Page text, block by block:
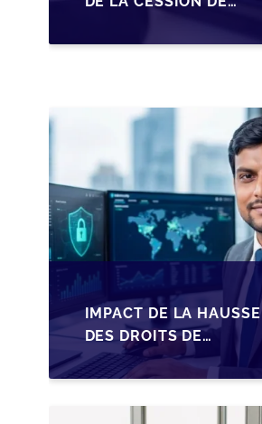
LES DIRIGEANTS DE
IMPACT DE LA HAUSSE
DES DROITS DE
SUCCESSION EN
WALLONIE SUR LA
TRANSMISSION